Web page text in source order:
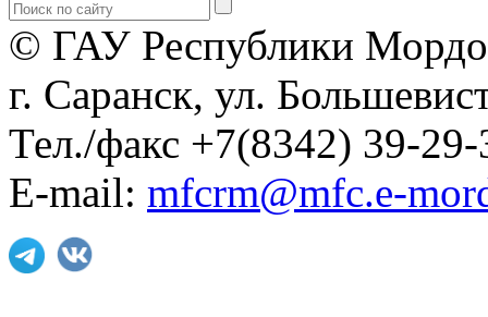
© ГАУ Республики
г. Саранск, ул.
Тел./факс +7(8342) 39-29-
E-mail: mfcrm@mfc.e-